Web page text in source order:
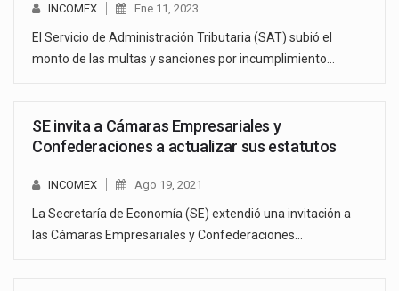
INCOMEX Ene 11, 2023
El Servicio de Administración Tributaria (SAT) subió el
monto de las multas y sanciones por incumplimiento…
SE invita a Cámaras Empresariales y
Confederaciones a actualizar sus estatutos
INCOMEX Ago 19, 2021
La Secretaría de Economía (SE) extendió una invitación a
las Cámaras Empresariales y Confederaciones…